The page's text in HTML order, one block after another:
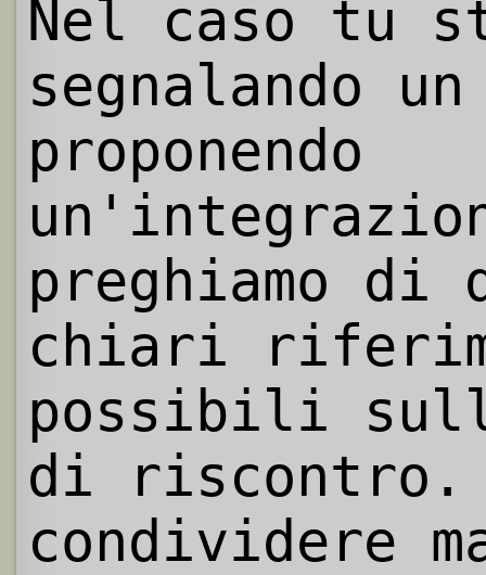
Nel caso tu
segnalando
proponendo
preghiamo
chiari
possibili
di riscontro.
condividere